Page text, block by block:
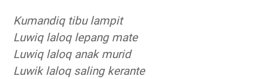
Kumandiq tibu lampit
Luwiq laloq lepang mate
Luwiq laloq anak murid
Luwik laloq saling kerante